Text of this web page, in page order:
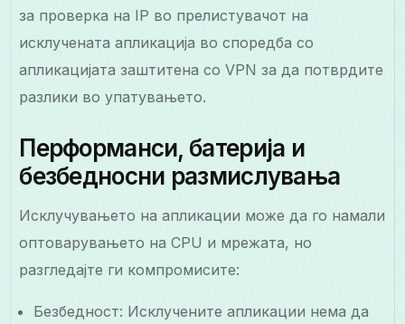
за проверка на IP во прелистувачот на
исклучената апликација во споредба со
апликацијата заштитена со VPN за да потврдите
разлики во упатувањето.
Перформанси, батерија и
безбедносни размислувања
Исклучувањето на апликации може да го намали
оптоварувањето на CPU и мрежата, но
разгледајте ги компромисите:
Безбедност: Исклучените апликации нема да